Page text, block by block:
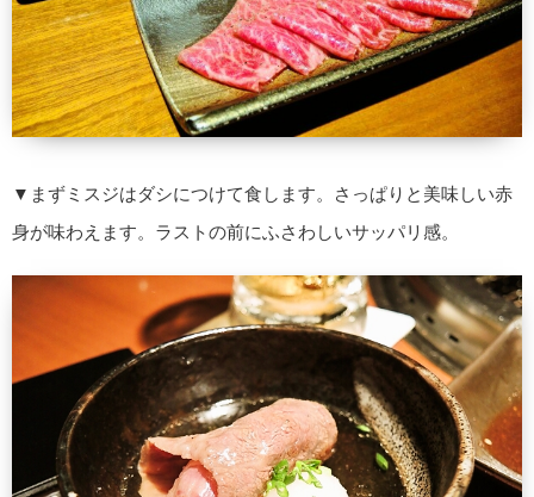
▼まずミスジはダシにつけて食します。さっぱりと美味しい赤
身が味わえます。ラストの前にふさわしいサッパリ感。